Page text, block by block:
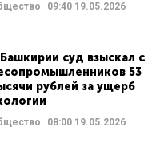
09:4019.05.2026
Башкирии суд взыскал с
53
рублей за ущерб
08:0019.05.2026